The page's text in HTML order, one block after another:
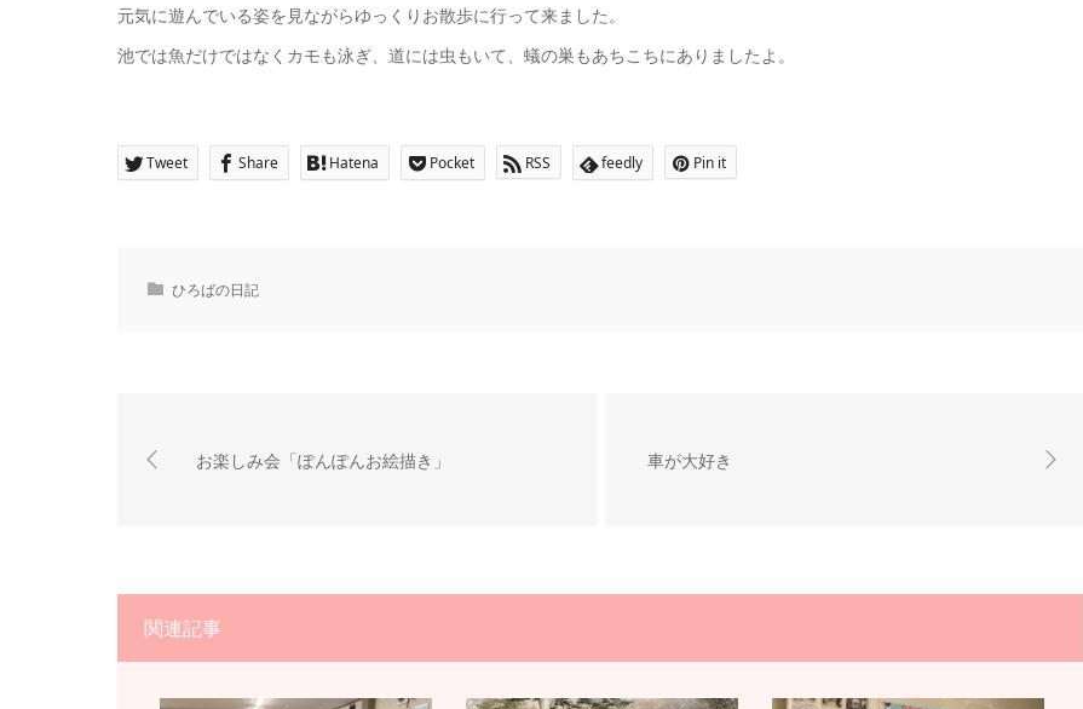
元気に遊んでいる姿を見ながらゆっくりお散歩に行って来ました。
池では魚だけではなくカモも泳ぎ、道には虫もいて、蟻の巣もあちこちにありましたよ。
Tweet Share Hatena Pocket RSS feedly Pin it
ひろばの日記
お楽しみ会「ぽんぽんお絵描き」 車が大好き
関連記事